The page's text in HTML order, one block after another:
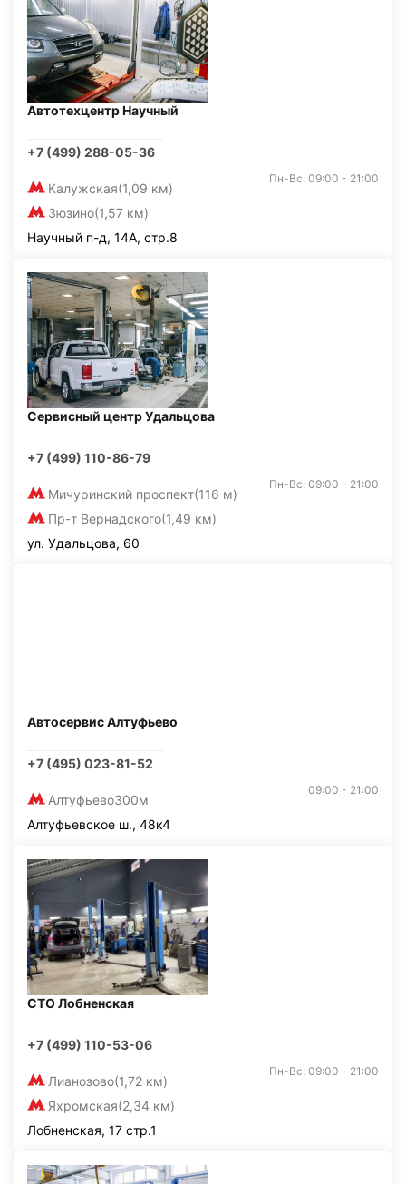
Автотехцентр Научный
+7 (499) 288-05-36
Калужская(1,09 км)
Зюзино(1,57 км)
Пн-Вс: 09:00 - 21:00
Научный п-д, 14А, стр.8
Сервисный центр Удальцова
+7 (499) 110-86-79
Мичуринский проспект(116 м)
Пр-т Вернадского(1,49 км)
Пн-Вс: 09:00 - 21:00
ул. Удальцова, 60
Автосервис Алтуфьево
+7 (495) 023-81-52
Алтуфьево300м
09:00 - 21:00
Алтуфьевское ш., 48к4
СТО Лобненская
+7 (499) 110-53-06
Лианозово(1,72 км)
Яхромская(2,34 км)
Пн-Вс: 09:00 - 21:00
Лобненская, 17 стр.1